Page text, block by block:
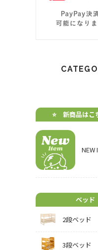
⭐️ 新商品はこ
NEW
ベッド
2段ベッド
3段ベッド